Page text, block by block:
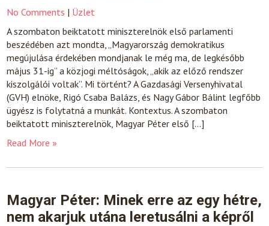
No Comments | Üzlet
A szombaton beiktatott miniszterelnök első parlamenti
beszédében azt mondta, „Magyarország demokratikus
megújulása érdekében mondjanak le még ma, de legkésőbb
május 31-ig” a közjogi méltóságok, „akik az előző rendszer
kiszolgálói voltak”. Mi történt? A Gazdasági Versenyhivatal
(GVH) elnöke, Rigó Csaba Balázs, és Nagy Gábor Bálint legfőbb
ügyész is folytatná a munkát. Kontextus. A szombaton
beiktatott miniszterelnök, Magyar Péter első […]
Read More »
Magyar Péter: Minek erre az egy hétre,
nem akarjuk utána leretusálni a képről